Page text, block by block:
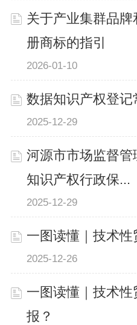
关于产业集群品
册商标的指引
2026-01-10
数据知识产权登记
2025-12-29
河源市市场监督
知识产权行政保...
2025-12-29
一图读懂｜技术性
2025-12-26
一图读懂｜技术性
报？